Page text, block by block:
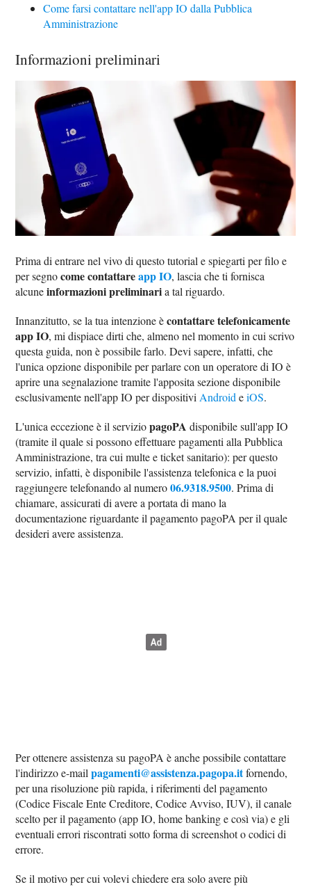
Come farsi contattare nell'app IO dalla Pubblica
Amministrazione
Informazioni preliminari
Prima di entrare nel vivo di questo tutorial e spiegarti per filo e
per segnocome contattareapp IO, lascia che ti fornisca
alcuneinformazioni preliminaria tal riguardo.
Innanzitutto, se la tua intenzione ècontattare telefonicamente
app IO, mi dispiace dirti che, almeno nel momento in cui scrivo
questa guida, non è possibile farlo. Devi sapere, infatti, che
l'unica opzione disponibile per parlare con un operatore di IO è
aprire una segnalazione tramite l'apposita sezione disponibile
esclusivamente nell'app IO per dispositiviAndroideiOS.
L'unica eccezione è il serviziopagoPA disponibile sull'app IO
(tramite il quale si possono effettuare pagamenti alla Pubblica
Amministrazione, tra cui multe e ticket sanitario): per questo
servizio, infatti, è disponibile l'assistenza telefonica e la puoi
raggiungere telefonando al numero06.9318.9500. Prima di
chiamare, assicurati di avere a portata di mano la
documentazione riguardante il pagamento pagoPA per il quale
desideri avere assistenza.
Per ottenere assistenza su pagoPA è anche possibile contattare
l'indirizzo e-mailpagamenti@assistenza.pagopa.itfornendo,
per una risoluzione più rapida, i riferimenti del pagamento
(Codice Fiscale Ente Creditore, Codice Avviso, IUV), il canale
scelto per il pagamento (app IO, home banking e così via) e gli
eventuali errori riscontrati sotto forma di screenshot o codici di
errore.
Se il motivo per cui volevi chiedere era solo avere più